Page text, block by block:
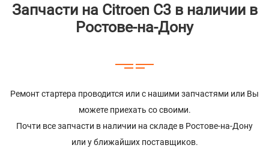
Запчасти на Citroen C3 в наличии в
Ростове-на-Дону
Ремонт стартера проводится или с нашими запчастями или Вы
можете приехать со своими.
Почти все запчасти в наличии на складе в Ростове-на-Дону
или у ближайших поставщиков.